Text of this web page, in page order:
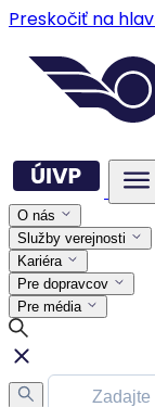
Preskočiť na
O nás
Služby verejnosti
Kariéra
Pre dopravcov
Pre média